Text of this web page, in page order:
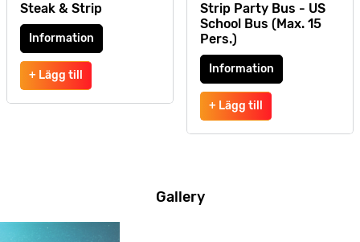
Steak & Strip
Information
+ Lägg till
Strip Party Bus - US
School Bus (Max. 15
Pers.)
Information
+ Lägg till
Gallery